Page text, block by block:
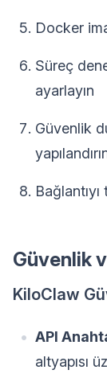
Docker
Süreç
ayarlayın
Güvenlik
Güvenlik
KiloClaw
API
altyapısı